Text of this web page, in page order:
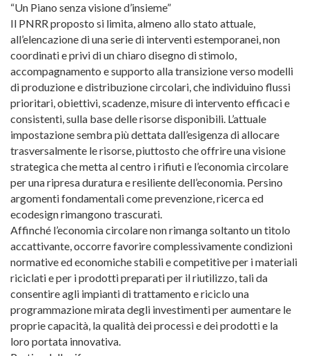
“Un Piano senza visione d’insieme”
Il PNRR proposto si limita, almeno allo stato attuale,
all’elencazione di una serie di interventi estemporanei, non
coordinati e privi di un chiaro disegno di stimolo,
accompagnamento e supporto alla transizione verso modelli
di produzione e distribuzione circolari, che individuino flussi
prioritari, obiettivi, scadenze, misure di intervento efficaci e
consistenti, sulla base delle risorse disponibili. L’attuale
impostazione sembra più dettata dall’esigenza di allocare
trasversalmente le risorse, piuttosto che offrire una visione
strategica che metta al centro i rifiuti e l’economia circolare
per una ripresa duratura e resiliente dell’economia. Persino
argomenti fondamentali come prevenzione, ricerca ed
ecodesign rimangono trascurati.
Affinché l’economia circolare non rimanga soltanto un titolo
accattivante, occorre favorire complessivamente condizioni
normative ed economiche stabili e competitive per i materiali
riciclati e per i prodotti preparati per il riutilizzo, tali da
consentire agli impianti di trattamento e riciclo una
programmazione mirata degli investimenti per aumentare le
proprie capacità, la qualità dei processi e dei prodotti e la
loro portata innovativa.